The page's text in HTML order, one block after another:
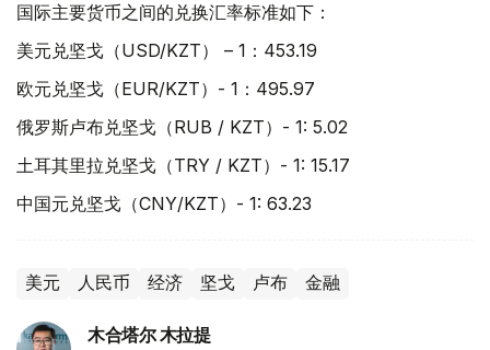
国际主要货币之间的兑换汇率标准如下：
美元兑坚戈（USD/KZT） – 1：453.19
欧元兑坚戈（EUR/KZT）- 1：495.97
俄罗斯卢布兑坚戈（RUB / KZT）- 1: 5.02
土耳其里拉兑坚戈（TRY / KZT）- 1: 15.17
中国元兑坚戈（CNY/KZT）- 1: 63.23
美元 人民币 经济 坚戈 卢布 金融
木合塔尔 木拉提